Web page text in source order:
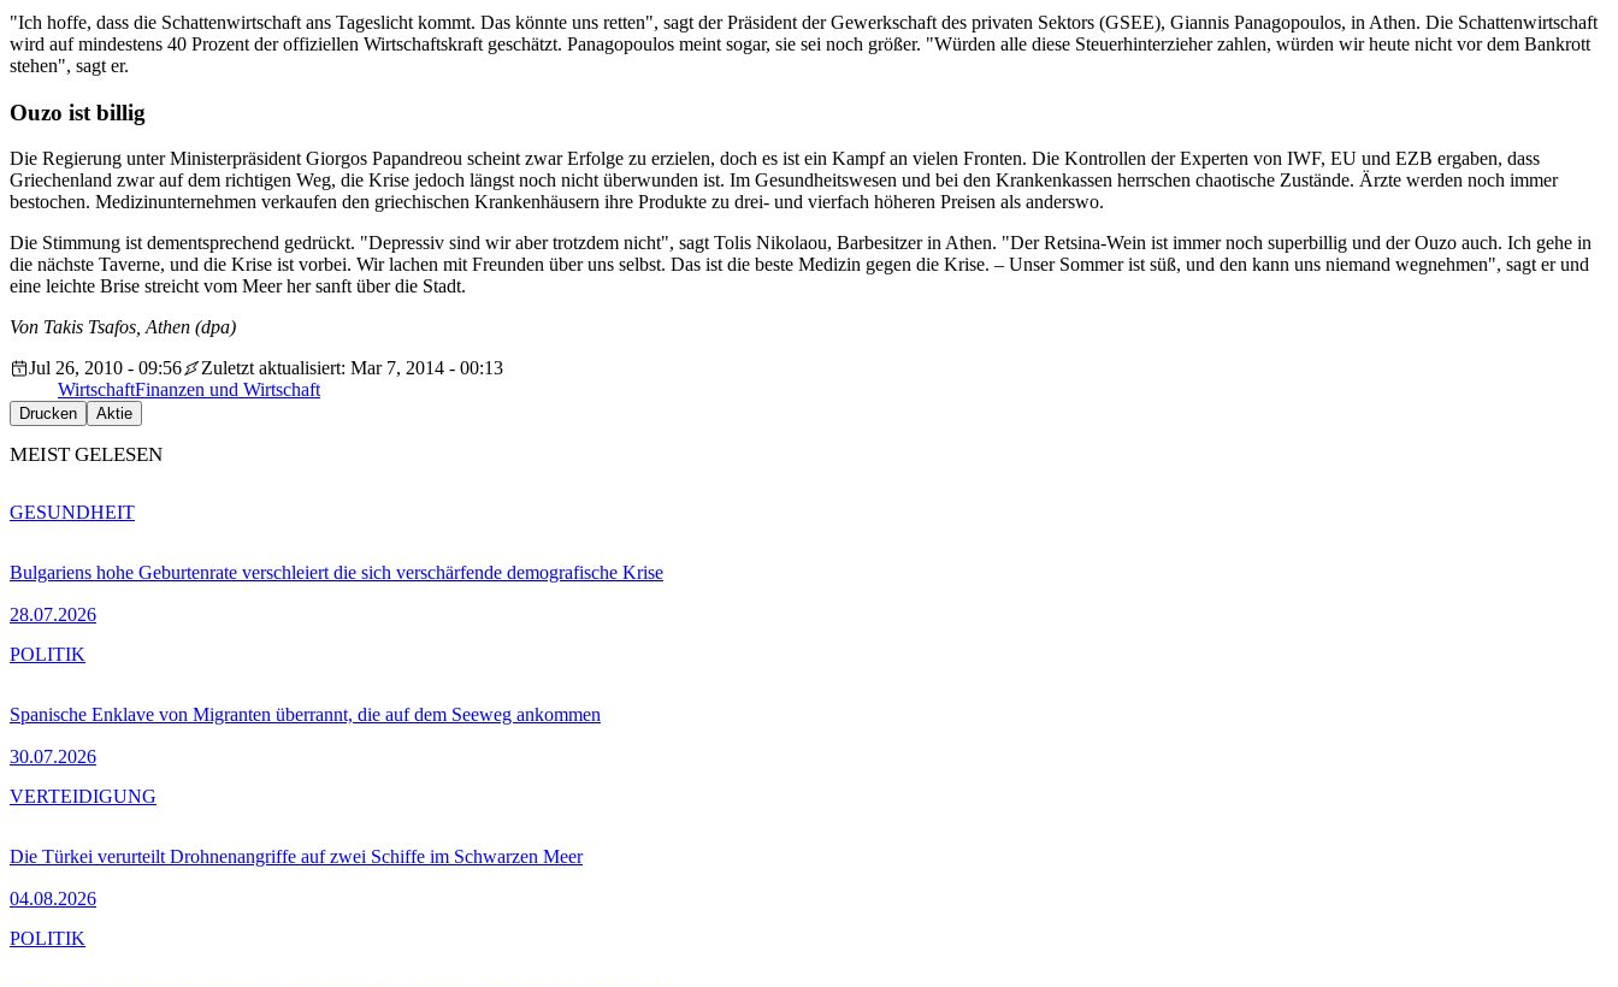
"Ich hoffe, dass die Schattenwirtschaft ans Tageslicht kommt. Das könnte uns retten", sagt der Präsident der Gewerkschaft des privaten Sektors (GSEE), Giannis Panagopoulos, in Athen. Die Schattenwirtschaft
wird auf mindestens 40 Prozent der offiziellen Wirtschaftskraft geschätzt. Panagopoulos meint sogar, sie sei noch größer. "Würden alle diese Steuerhinterzieher zahlen, würden wir heute nicht vor dem Bankrott
stehen", sagt er.
Ouzo ist billig
Die Regierung unter Ministerpräsident Giorgos Papandreou scheint zwar Erfolge zu erzielen, doch es ist ein Kampf an vielen Fronten. Die Kontrollen der Experten von IWF, EU und EZB ergaben, dass
Griechenland zwar auf dem richtigen Weg, die Krise jedoch längst noch nicht überwunden ist. Im Gesundheitswesen und bei den Krankenkassen herrschen chaotische Zustände. Ärzte werden noch immer
bestochen. Medizinunternehmen verkaufen den griechischen Krankenhäusern ihre Produkte zu drei- und vierfach höheren Preisen als anderswo.
Die Stimmung ist dementsprechend gedrückt. "Depressiv sind wir aber trotzdem nicht", sagt Tolis Nikolaou, Barbesitzer in Athen. "Der Retsina-Wein ist immer noch superbillig und der Ouzo auch. Ich gehe in
die nächste Taverne, und die Krise ist vorbei. Wir lachen mit Freunden über uns selbst. Das ist die beste Medizin gegen die Krise. – Unser Sommer ist süß, und den kann uns niemand wegnehmen", sagt er und
eine leichte Brise streicht vom Meer her sanft über die Stadt.
Von Takis Tsafos, Athen (dpa)
Jul 26, 2010 - 09:56
Zuletzt aktualisiert: Mar 7, 2014 - 00:13
WirtschaftFinanzen und Wirtschaft
Drucken Aktie
MEIST GELESEN
Bulgariens hohe Geburtenrate verschleiert die sich verschärfende demografische Krise
28.07.2026
GESUNDHEIT
Spanische Enklave von Migranten überrannt, die auf dem Seeweg ankommen
30.07.2026
POLITIK
Die Türkei verurteilt Drohnenangriffe auf zwei Schiffe im Schwarzen Meer
04.08.2026
VERTEIDIGUNG
POLITIK